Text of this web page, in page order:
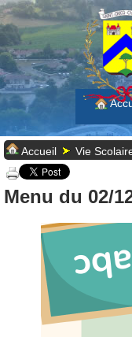
Accueil Vie
Menu du 02/